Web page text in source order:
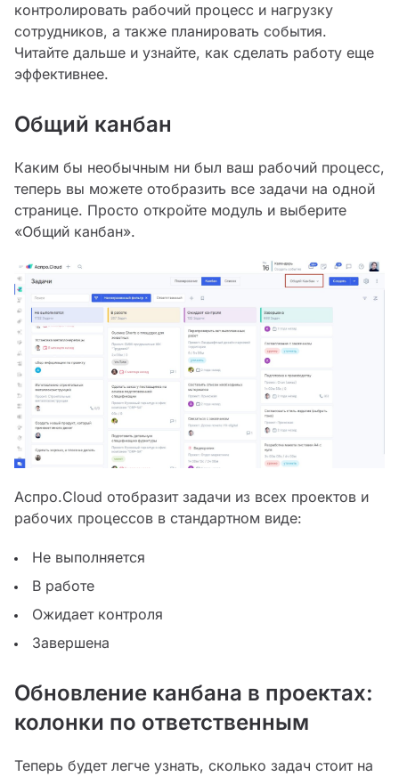
контролировать рабочий процесс и нагрузку
сотрудников, а также планировать события.
Читайте дальше и узнайте, как сделать работу еще
эффективнее.
Общий канбан
Каким бы необычным ни был ваш рабочий процесс,
теперь вы можете отобразить все задачи на одной
странице. Просто откройте модуль и выберите
«Общий канбан».
Аспро.Cloud отобразит задачи из всех проектов и
рабочих процессов в стандартном виде:
Не выполняется
В работе
Ожидает контроля
Завершена
Обновление канбана в проектах:
колонки по ответственным
Теперь будет легче узнать, сколько задач стоит на